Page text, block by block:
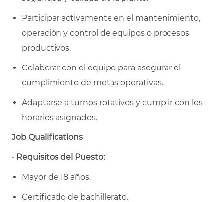
Participar activamente en el mantenimiento,
operación y control de equipos o procesos
productivos.
Colaborar con el equipo para asegurar el
cumplimiento de metas operativas.
Adaptarse a turnos rotativos y cumplir con los
horarios asignados.
Job Qualifications
• Requisitos del Puesto:
Mayor de 18 años.
Certificado de bachillerato.